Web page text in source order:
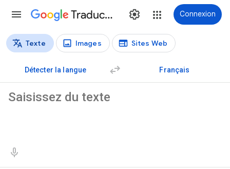
Traduction Connexion
Types de traductions
Texte Images Sites Web
Détecter la langue Français